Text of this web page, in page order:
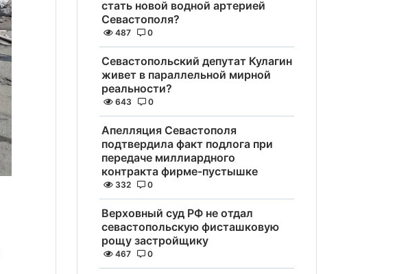
стать новой водной артерией
Севастополя?
487 0
Севастопольский депутат Кулагин
живет в параллельной мирной
реальности?
643 0
Апелляция Севастополя
подтвердила факт подлога при
передаче миллиардного
контракта фирме-пустышке
332 0
Верховный суд РФ не отдал
севастопольскую фисташковую
рощу застройщику
467 0